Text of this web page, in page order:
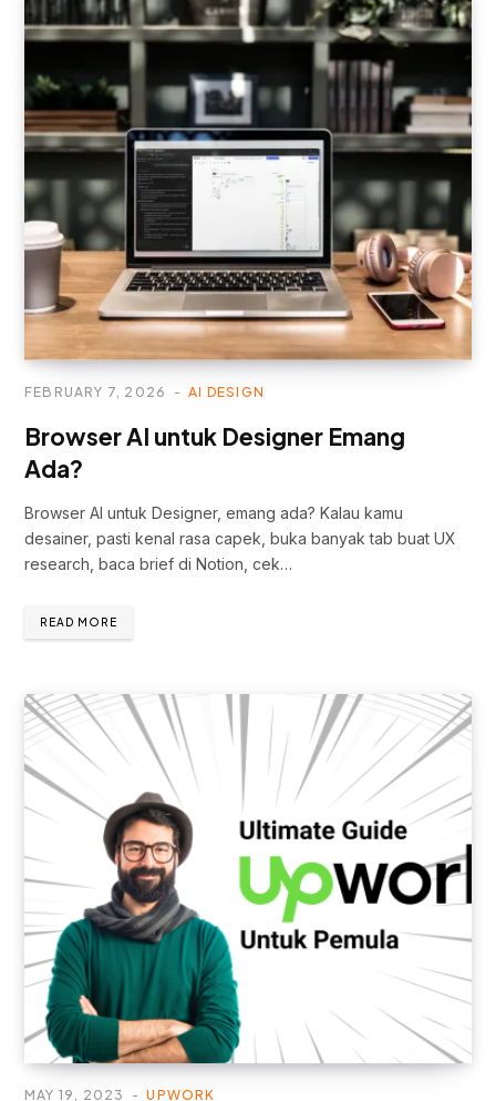
AI DESIGN
FEBRUARY 7, 2026
Browser AI untuk Designer Emang
Ada?
Browser AI untuk Designer, emang ada? Kalau kamu
desainer, pasti kenal rasa capek, buka banyak tab buat UX
research, baca brief di Notion, cek…
READ MORE
UPWORK
MAY 19, 2023